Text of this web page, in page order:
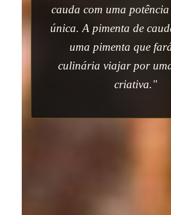
cauda com uma
única. A pimenta de
uma pimenta que
culinária viajar por
criativa."